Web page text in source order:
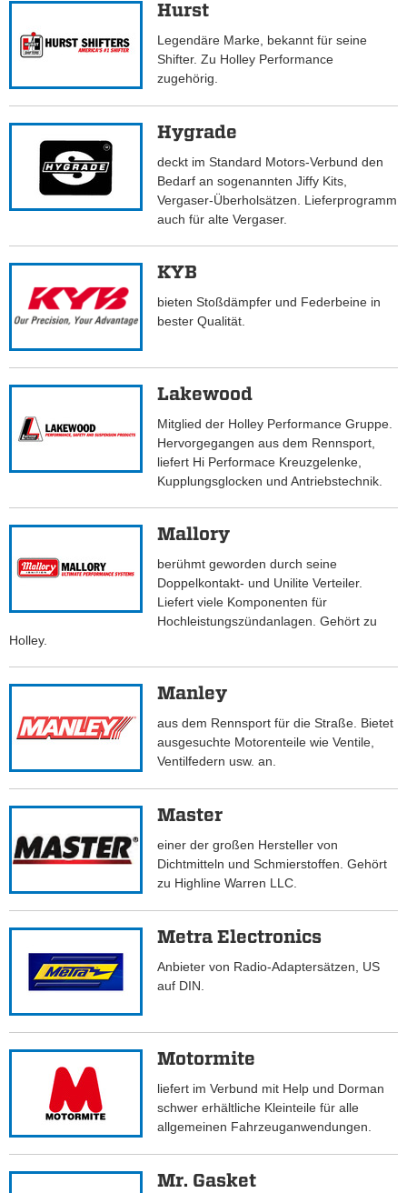
Hurst
Legendäre Marke, bekannt für seine
Shifter. Zu Holley Performance
zugehörig.
Hygrade
deckt im Standard Motors-Verbund den
Bedarf an sogenannten Jiffy Kits,
Vergaser-Überholsätzen. Lieferprogramm
auch für alte Vergaser.
KYB
bieten Stoßdämpfer und Federbeine in
bester Qualität.
Lakewood
Mitglied der Holley Performance Gruppe.
Hervorgegangen aus dem Rennsport,
liefert Hi Performace Kreuzgelenke,
Kupplungsglocken und Antriebstechnik.
Mallory
berühmt geworden durch seine
Doppelkontakt- und Unilite Verteiler.
Liefert viele Komponenten für
Hochleistungszündanlagen. Gehört zu
Holley.
Manley
aus dem Rennsport für die Straße. Bietet
ausgesuchte Motorenteile wie Ventile,
Ventilfedern usw. an.
Master
einer der großen Hersteller von
Dichtmitteln und Schmierstoffen. Gehört
zu Highline Warren LLC.
Metra Electronics
Anbieter von Radio-Adaptersätzen, US
auf DIN.
Motormite
liefert im Verbund mit Help und Dorman
schwer erhältliche Kleinteile für alle
allgemeinen Fahrzeuganwendungen.
Mr. Gasket